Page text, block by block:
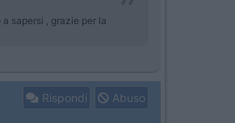
sapersi , grazie per la
Rispondi Abuso